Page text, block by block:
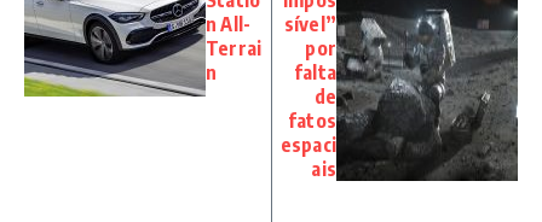
n All-
Terrai
n
sível”
por
falta
de
fatos
espaci
ais